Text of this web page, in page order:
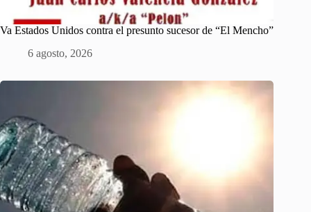
Va Estados Unidos contra el presunto sucesor de “El Mencho”
6 agosto, 2026